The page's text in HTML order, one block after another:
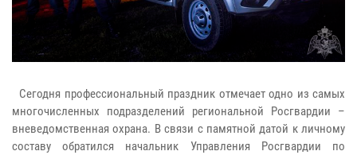
Сегодня профессиональный праздник отмечает одно из самых
многочисленных подразделений региональной Росгвардии –
вневедомственная охрана. В связи с памятной датой к личному
составу обратился начальник Управления Росгвардии по